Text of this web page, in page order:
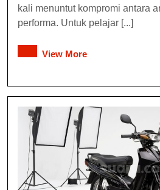
kali menuntut kompromi antara
performa. Untuk pelajar [...]
View More